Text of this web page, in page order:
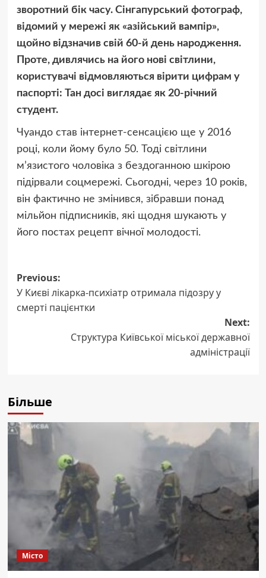
зворотний бік часу. Сінгапурський фотограф,
відомий у мережі як «азійський вампір»,
щойно відзначив свій 60-й день народження.
Проте, дивлячись на його нові світлини,
користувачі відмовляються вірити цифрам у
паспорті: Тан досі виглядає як 20-річний
студент.
Чуандо став інтернет-сенсацією ще у 2016
році, коли йому було 50. Тоді світлини
м’язистого чоловіка з бездоганною шкірою
підірвали соцмережі. Сьогодні, через 10 років,
він фактично не змінився, зібравши понад
мільйон підписників, які щодня шукають у
його постах рецепт вічної молодості.
Post
navigation
Previous:
У Києві лікарка-психіатр отримала підозру у
смерті пацієнтки
Next:
Структура Київської міської державної
адміністрації
Більше
Місто